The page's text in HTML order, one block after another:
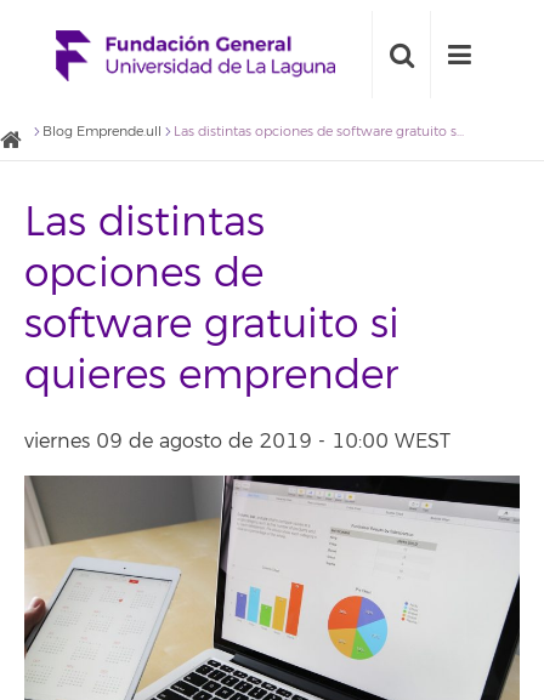
Blog Emprende.ull Las distintas opciones de software gratuito si quieres emprender
Las distintas
opciones de
software gratuito si
quieres emprender
viernes 09 de agosto de 2019 - 10:00 WEST